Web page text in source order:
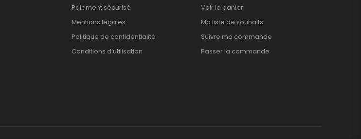
Paiement sécurisé
Mentions légales
Politique de confidentialité
Conditions d’utilisation
Voir le panier
Ma liste de souhaits
Suivre ma commande
Passer la commande